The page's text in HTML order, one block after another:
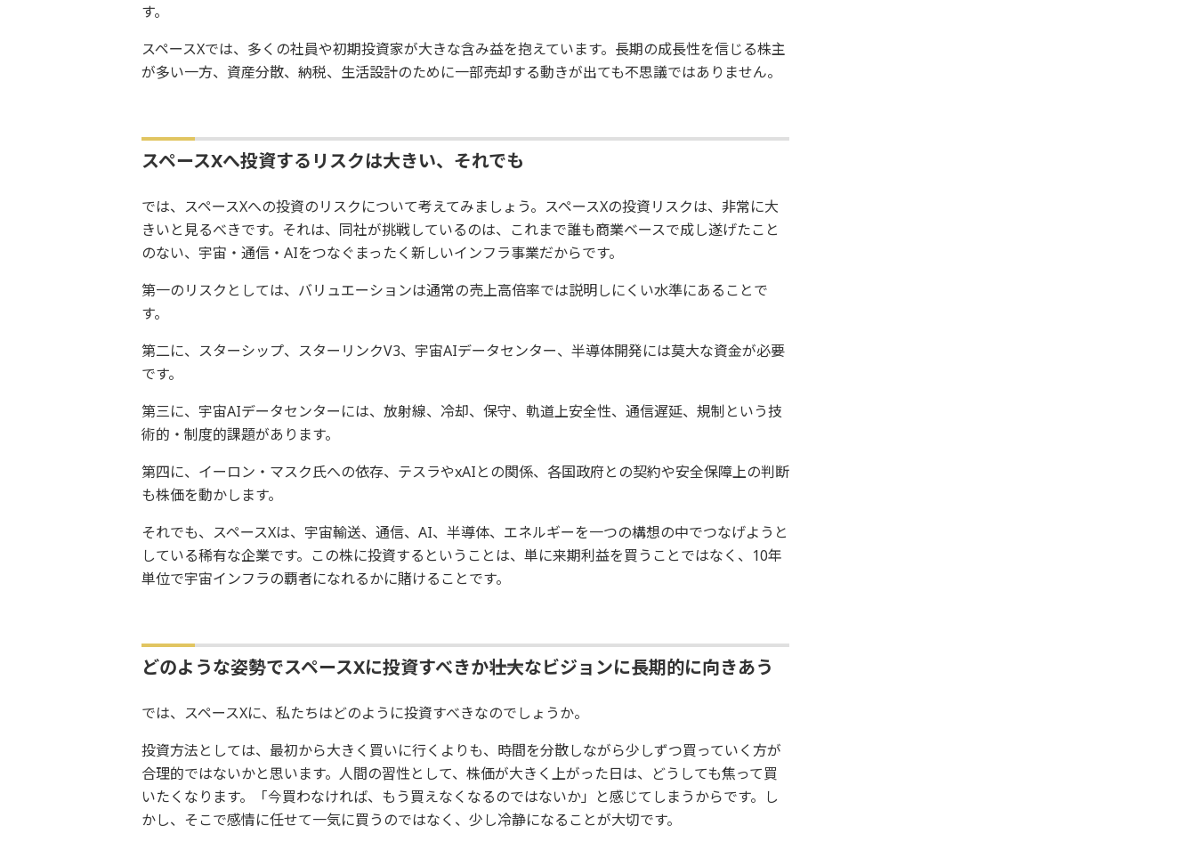
す。
スペースXでは、多くの社員や初期投資家が大きな含み益を抱えています。長期の成長性を信じる株主
が多い一方、資産分散、納税、生活設計のために一部売却する動きが出ても不思議ではありません。
スペースXへ投資するリスクは大きい、それでも
では、スペースXへの投資のリスクについて考えてみましょう。スペースXの投資リスクは、非常に大
きいと見るべきです。それは、同社が挑戦しているのは、これまで誰も商業ベースで成し遂げたこと
のない、宇宙・通信・AIをつなぐまったく新しいインフラ事業だからです。
第一のリスクとしては、バリュエーションは通常の売上高倍率では説明しにくい水準にあることで
す。
第二に、スターシップ、スターリンクV3、宇宙AIデータセンター、半導体開発には莫大な資金が必要
です。
第三に、宇宙AIデータセンターには、放射線、冷却、保守、軌道上安全性、通信遅延、規制という技
術的・制度的課題があります。
第四に、イーロン・マスク氏への依存、テスラやxAIとの関係、各国政府との契約や安全保障上の判断
も株価を動かします。
それでも、スペースXは、宇宙輸送、通信、AI、半導体、エネルギーを一つの構想の中でつなげようと
している稀有な企業です。この株に投資するということは、単に来期利益を買うことではなく、10年
単位で宇宙インフラの覇者になれるかに賭けることです。
どのような姿勢でスペースXに投資すべきか――壮大なビジョンに長期的に向きあう
では、スペースXに、私たちはどのように投資すべきなのでしょうか。
投資方法としては、最初から大きく買いに行くよりも、時間を分散しながら少しずつ買っていく方が
合理的ではないかと思います。人間の習性として、株価が大きく上がった日は、どうしても焦って買
いたくなります。「今買わなければ、もう買えなくなるのではないか」と感じてしまうからです。し
かし、そこで感情に任せて一気に買うのではなく、少し冷静になることが大切です。